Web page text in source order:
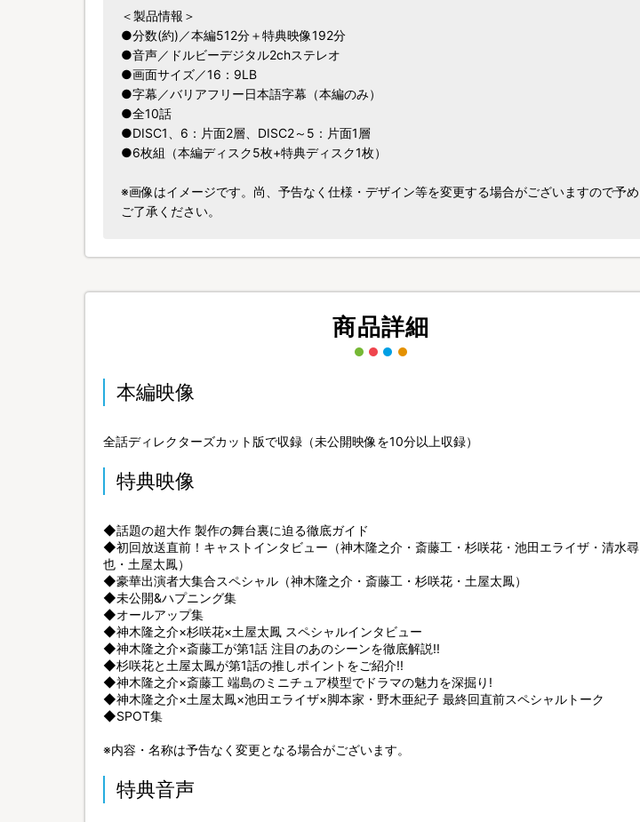
＜製品情報＞
●分数(約)／本編512分＋特典映像192分
●音声／ドルビーデジタル2chステレオ
●画面サイズ／16：9LB
●字幕／バリアフリー日本語字幕（本編のみ）
●全10話
●DISC1、6：片面2層、DISC2～5：片面1層
●6枚組（本編ディスク5枚+特典ディスク1枚）
※画像はイメージです。尚、予告なく仕様・デザイン等を変更する場合がございますので予め
ご了承ください。
商品詳細
本編映像
全話ディレクターズカット版で収録（未公開映像を10分以上収録）
特典映像
◆話題の超大作 製作の舞台裏に迫る徹底ガイド
◆初回放送直前！キャストインタビュー（神木隆之介・斎藤工・杉咲花・池田エライザ・清水尋
也・土屋太鳳）
◆豪華出演者大集合スペシャル（神木隆之介・斎藤工・杉咲花・土屋太鳳）
◆未公開&ハプニング集
◆オールアップ集
◆神木隆之介×杉咲花×土屋太鳳 スペシャルインタビュー
◆神木隆之介×斎藤工が第1話 注目のあのシーンを徹底解説!!
◆杉咲花と土屋太鳳が第1話の推しポイントをご紹介!!
◆神木隆之介×斎藤工 端島のミニチュア模型でドラマの魅力を深掘り!
◆神木隆之介×土屋太鳳×池田エライザ×脚本家・野木亜紀子 最終回直前スペシャルトーク
◆SPOT集
※内容・名称は予告なく変更となる場合がございます。
特典音声